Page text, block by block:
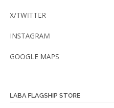
X/TWITTER
INSTAGRAM
GOOGLE MAPS
LABA FLAGSHIP STORE